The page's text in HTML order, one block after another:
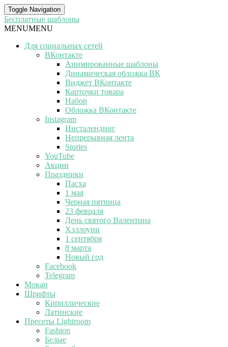
Toggle Navigation
Бесплатные шаблоны
MENUMENU
Для социальных сетей
ВКонтакте
Анимированные шаблоны
Динамическая обложка ВК
Виджет ВКонтакте
Карточки товара
Набор
Обложка ВКонтакте
Instagram
Инсталендинг
Непрерывная лента
Stories
YouTube
Акции
Праздники
Пасха
1 мая
Черная пятница
23 февраля
День святого Валентина
Хэллоуин
1 сентября
8 марта
Новый год
Facebook
Telegram
Мокап
Шрифты
Кириллические
Латинские
Пресеты Lightroom
Fashion
Белые